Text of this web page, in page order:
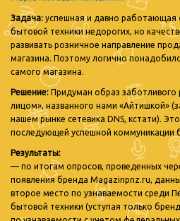
Задача: успешная и давно работающая
бытовой техники недорогих, но
развивать розничное направление
магазина. Поэтому логично
самого магазина.
Решение: Придуман образ заботливого
лицом», названного нами «Айтишкой»
нашем рынке сетевика DNS, кстати).
последующей успешной коммуникации
Результаты:
— по итогам опросов, проведенных
появления бренда Magazinpnz.ru,
второе место по узнаваемости среди
бытовой техники (уступая только